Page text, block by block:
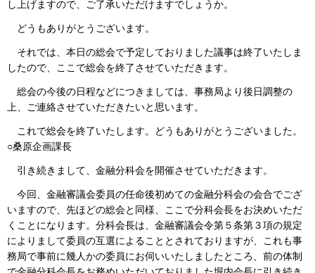
し上げますので、ご了承いただけますでしょうか。
どうもありがとうございます。
それでは、本日の総会で予定しておりました議事は終了いたしま
したので、ここで総会を終了させていただきます。
総会の今後の日程などにつきましては、事務局より後日調整の
上、ご連絡させていただきたいと思います。
これで総会を終了いたします。どうもありがとうございました。
○桑原企画課長
引き続きまして、金融分科会を開催させていただきます。
今回、金融審議会委員の任命後初めての金融分科会の会合でござ
いますので、先ほどの総会と同様、ここで分科会長をお決めいただ
くことになります。分科会長は、金融審議会令第５条第３項の規定
によりまして委員の互選によることとされておりますが、これも事
務局で事前に幾人かの委員にお伺いいたしましたところ、前の体制